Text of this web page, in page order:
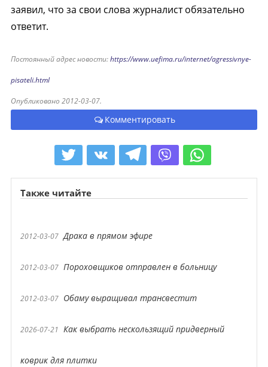
заявил, что за свои слова журналист обязательно
ответит.
Постоянный адрес новости:https://www.uefima.ru/internet/agressivnye-
pisateli.html
Опубликовано 2012-03-07.
Комментировать
Также читайте
2012-03-07 Драка в прямом эфире
2012-03-07 Пороховщиков отправлен в больницу
2012-03-07 Обаму выращивал трансвестит
2026-07-21 Как выбрать нескользящий придверный
коврик для плитки